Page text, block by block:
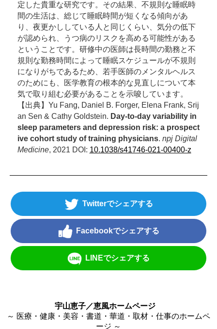
定した貴重な研究です。その結果、不規則な睡眠時
間の生活は、総じて睡眠時間が短くなる傾向があ
り、夜更かししている人と同じくらい、気分の低下
が認められ、うつ病のリスクを高める可能性がある
ということです。研修中の医師は長時間の勤務と不
規則な勤務時間によって睡眠スケジュールが不規則
になりがちであるため、若手医師のメンタルヘルス
のためにも、医学教育の根本的な見直しについて本
気で取り組む必要があることを示唆しています。
【出典】Yu Fang, Daniel B. Forger, Elena Frank, Srij
an Sen & Cathy Goldstein. Day-to-day variability in
sleep parameters and depression risk: a prospect
ive cohort study of training physicians. npj Digital
Medicine, 2021 DOI: 10.1038/s41746-021-00400-z
Twitter
Facebook
LINE
宇山恵子／恵風ホームページ
～ 医療・健康・美容・書道・華道・取材・仕事のホームペ
ージ ～